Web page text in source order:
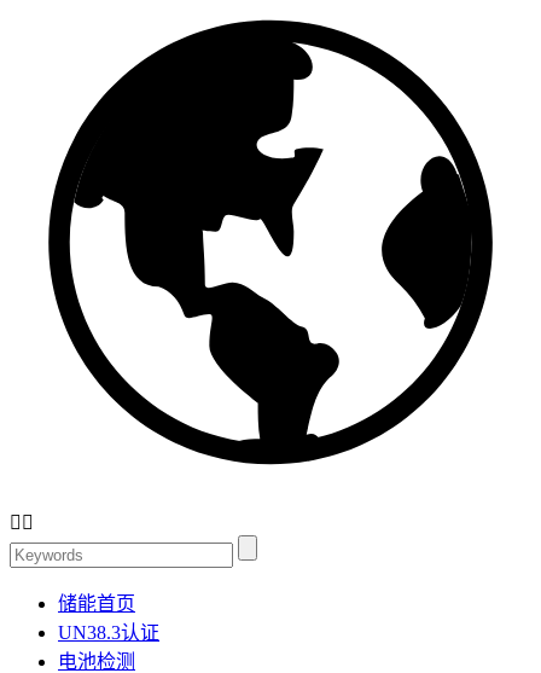
 
储能首页
UN38.3认证
电池检测